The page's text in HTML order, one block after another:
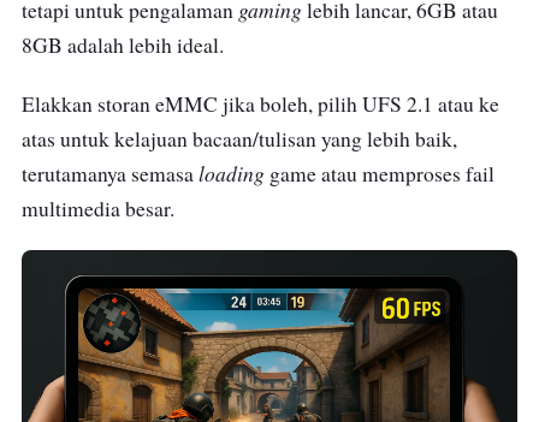
tetapi untuk pengalaman gaminglebih lancar, 6GB atau
8GB adalah lebih ideal.
Elakkan storan eMMC jika boleh, pilih UFS 2.1 atau ke
atas untuk kelajuan bacaan/tulisan yang lebih baik,
terutamanya semasaloading game atau memproses fail
multimedia besar.